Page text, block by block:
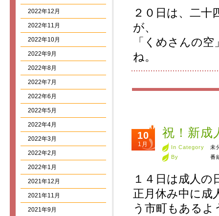
2022年12月
2022年11月
2022年10月
2022年9月
2022年8月
2022年7月
2022年6月
2022年5月
2022年4月
2022年3月
2022年2月
2022年1月
2021年12月
2021年11月
2021年9月
２０日は、二
が、
「くめさんの
ね。
10
1月
祝！新成
In Category
未
By
番
１４日は成人の
正月休み中に成
う市町もあるよ